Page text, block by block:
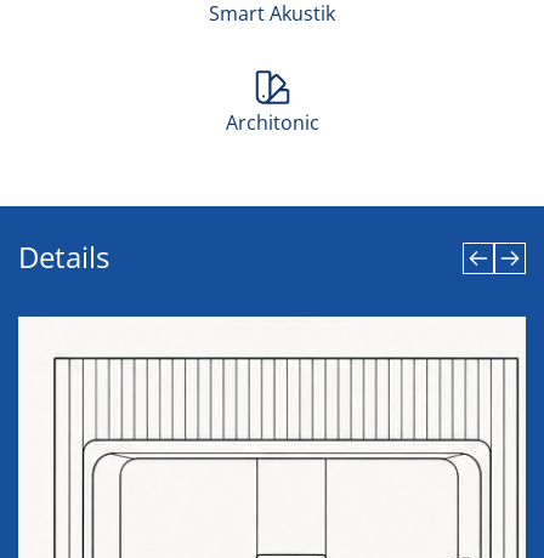
Smart Akustik
Architonic
Details